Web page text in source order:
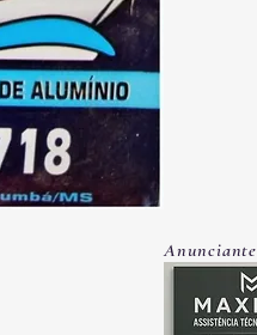
Anunciante